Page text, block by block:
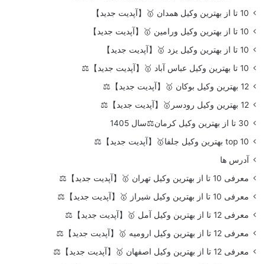
10 تا از بهترین وکیل همدان 🥇【آپدیت جدید】
10 تا از بهترین وکیل ورامین 🥇【آپدیت جدید】
10 تا از بهترین وکیل یزد 🥇【آپدیت جدید】
10 تا بهترین وکیل عباس آباد 🥇【آپدیت جدید】⚖️
12 بهترین وکیل بوکان 🥇【آپدیت جدید】⚖️
12 بهترین وکیل رودسر🥇【آپدیت جدید】⚖️
30 تا از بهترین وکیل کرمان⚖️سال 1405
top 10 بهترین وکیل جلفا🥇【آپدیت جدید】⚖️
آدرس ها
معرفی 10 تا از بهترین وکیل تهران 🥇【آپدیت جدید】⚖️
معرفی 10 تا از بهترین وکیل شیراز 🥇【آپدیت جدید】⚖️
معرفی 12 تا از بهترین وکیل آمل 🥇【آپدیت جدید】⚖️
معرفی 12 تا از بهترین وکیل ارومیه 🥇【آپدیت جدید】⚖️
معرفی 12 تا از بهترین وکیل اصفهان 🥇【آپدیت جدید】⚖️